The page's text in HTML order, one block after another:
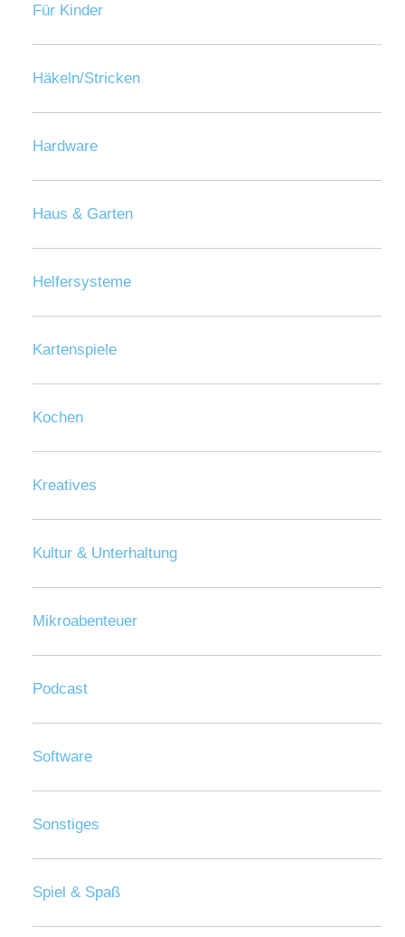
Für Kinder
Häkeln/Stricken
Hardware
Haus & Garten
Helfersysteme
Kartenspiele
Kochen
Kreatives
Kultur & Unterhaltung
Mikroabenteuer
Podcast
Software
Sonstiges
Spiel & Spaß